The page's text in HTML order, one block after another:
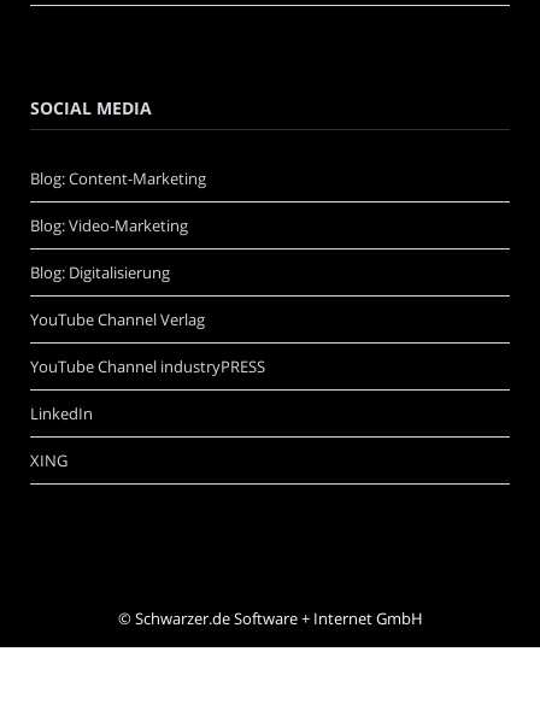
SOCIAL MEDIA
Blog: Content-Marketing
Blog: Video-Marketing
Blog: Digitalisierung
YouTube Channel Verlag
YouTube Channel industryPRESS
LinkedIn
XING
©Schwarzer.de Software + Internet GmbH